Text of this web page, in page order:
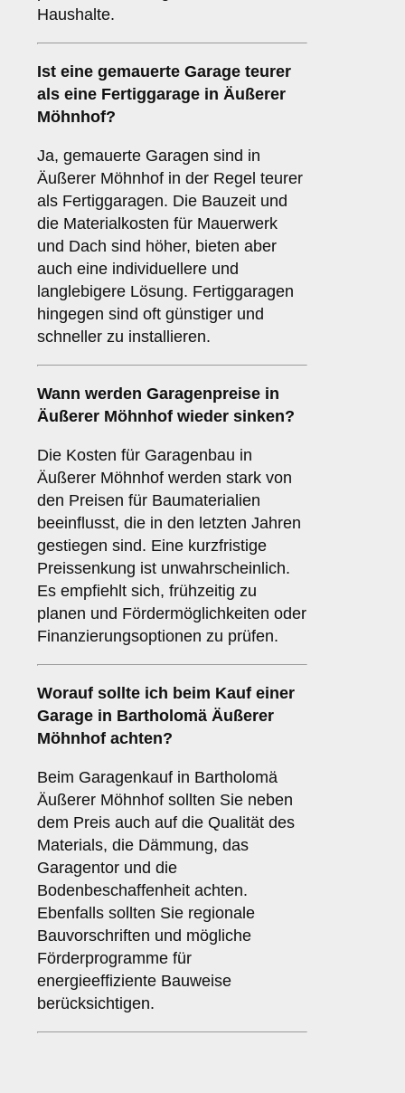
Haushalte.
Ist eine gemauerte Garage teurer
als eine Fertiggarage in Äußerer
Möhnhof?
Ja, gemauerte Garagen sind in
Äußerer Möhnhof in der Regel teurer
als Fertiggaragen. Die Bauzeit und
die Materialkosten für Mauerwerk
und Dach sind höher, bieten aber
auch eine individuellere und
langlebigere Lösung. Fertiggaragen
hingegen sind oft günstiger und
schneller zu installieren.
Wann werden Garagenpreise in
Äußerer Möhnhof wieder sinken?
Die Kosten für Garagenbau in
Äußerer Möhnhof werden stark von
den Preisen für Baumaterialien
beeinflusst, die in den letzten Jahren
gestiegen sind. Eine kurzfristige
Preissenkung ist unwahrscheinlich.
Es empfiehlt sich, frühzeitig zu
planen und Fördermöglichkeiten oder
Finanzierungsoptionen zu prüfen.
Worauf sollte ich beim Kauf einer
Garage in Bartholomä Äußerer
Möhnhof achten?
Beim Garagenkauf in Bartholomä
Äußerer Möhnhof sollten Sie neben
dem Preis auch auf die Qualität des
Materials, die Dämmung, das
Garagentor und die
Bodenbeschaffenheit achten.
Ebenfalls sollten Sie regionale
Bauvorschriften und mögliche
Förderprogramme für
energieeffiziente Bauweise
berücksichtigen.